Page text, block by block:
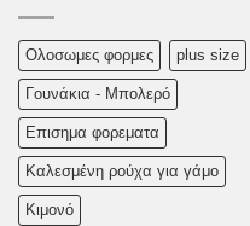
Oλoσωμες φoρμες plus size
Γουνάκια - Μπολερό
Επισημα φορεματα
Καλεσμένη ρούχα για γάμο
Κιμονό